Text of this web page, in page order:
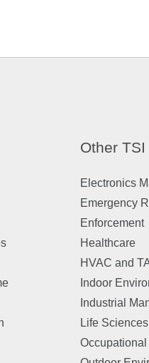
Other
Electronics
Emergency
Enforcement
Healthcare
HVAC and
Indoor
Industrial
Life Sciences